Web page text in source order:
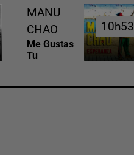
MANU
CHAO
Me Gustas
Tu
10h53
10h53